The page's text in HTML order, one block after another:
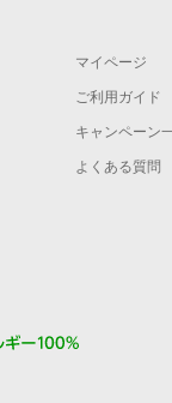
マイページ
ご利用ガイド
キャンペーン
よくある質問